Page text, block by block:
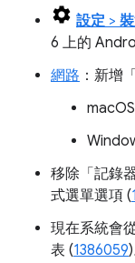
設定 >
6 上的
網路 ：新增
macOS
移除「記錄
式選單選項 (
現在系統會
表 (1386059)